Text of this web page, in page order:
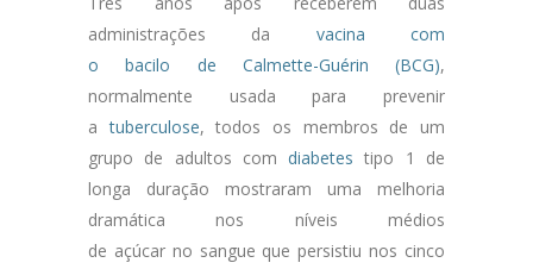
administrações da vacina com
o bacilo de Calmette-Guérin (BCG),
normalmente usada para prevenir
atuberculose, todos os membros de um
grupo de adultos com diabetes tipo 1 de
longa duração mostraram uma melhoria
dramática nos níveis médios
de açúcar no sangue que persistiu nos cinco